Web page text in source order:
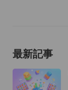
最新記事